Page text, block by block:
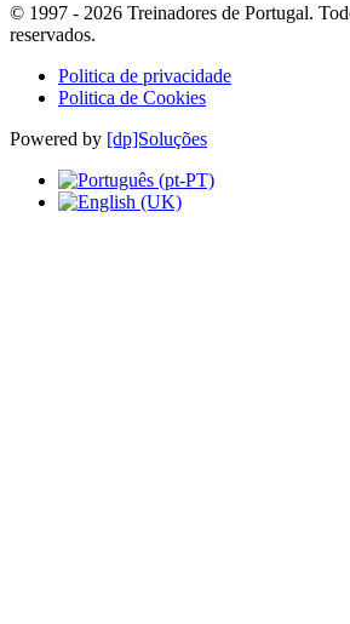
© 1997 - 2026 Treinadores de Portugal.
reservados.
Politica de privacidade
Politica de Cookies
Powered by [dp]Soluções